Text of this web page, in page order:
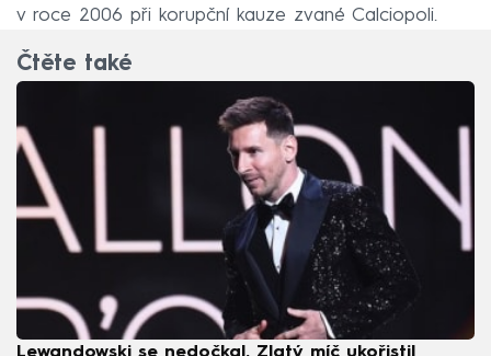
v roce 2006 při korupční kauze zvané Calciopoli.
Čtěte také
Lewandowski se nedočkal. Zlatý míč ukořistil